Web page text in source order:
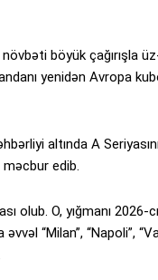
böyük çağırışla
yenidən Avropa
altında A
edib.
O, yığmanı 2026-
“Milan”, “Napoli”,